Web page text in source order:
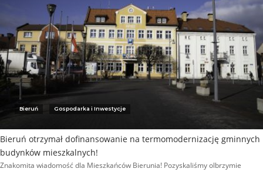
Bieruń Gospodarka i Inwestycje
Bieruń otrzymał dofinansowanie na termomodernizację gminnych
budynków mieszkalnych!
Znakomita wiadomość dla Mieszkańców Bierunia! Pozyskaliśmy olbrzymie